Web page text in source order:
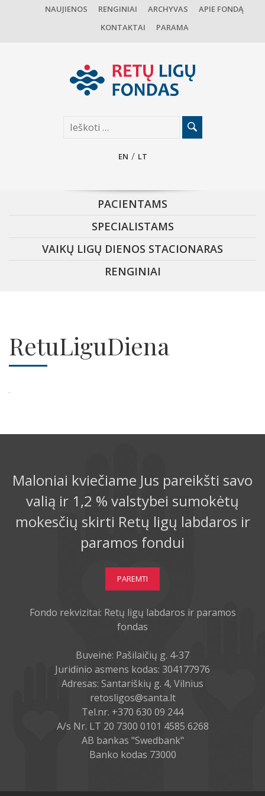
NAUJIENOS RENGINIAI ARCHYVAS
APIE FONDĄ
KONTAKTAI
PARAMA
EN LT
PACIENTAMS
SPECIALISTAMS
VAIKŲ LIGŲ DIENOS STACIONARAS
RENGINIAI
RetuLiguDiena
Maloniai kviečiame Jus pareikšti savo
valią ir 1,2 % valstybei sumokėtų
mokesčių skirti Retų ligų labdaros ir
paramos fondui
PAREMTI
Fondo rekvizitai: Retų ligų labdaros ir paramos
fondas
Buveinė: Pašilaičių g. 4-37
Juridinio asmens kodas: 304177976
Adresas: Santariškių g. 4, Vilnius
retosligos@santa.lt
Tel.nr. +370 630 09 244
A/s Nr. LT 20 7300 0101 4585 6268
AB bankas "Swedbank"
Banko kodas 73000